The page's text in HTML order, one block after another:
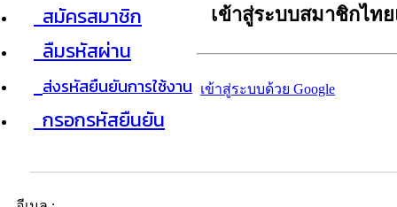
สมัครสมาชิก
ลืมรหัสผ่าน
ส่งรหัสยืนยันการใช้งาน
กรอกรหัสยืนยัน
เข้าสู่ระบบสมาชิกไท
เข้าสู่ระบบด้วย Google